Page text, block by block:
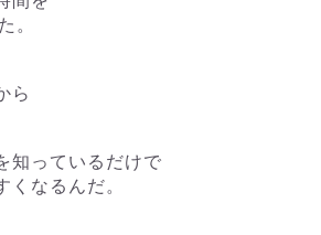
。
ら
知っているだけで
くなるんだ。